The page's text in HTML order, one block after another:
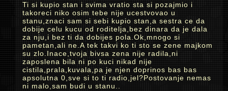
Ti si kupio stan i svima vratio sta si pozajmio i
takoreci niko osim tebe nije ucestvovao u
stanu,znaci sam si sebi kupio stan,a sestra ce da
dobije celu kucu od roditelja,bez dinara da je dala
za nju,i bez ti da dobijes pola.Ok,mnogo si
pametan,ali ne.A tek takvi ko ti sto se zene majkom
su zlo.Inace,tvoja bivsa zena nije radila,ni
zaposlena bila ni po kuci nikad nije
cistila,prala,kuvala,pa je njen doprinos bas bas
apsolutna 0,sve si to ti radio,jel?Postovanje nemas
ni malo,sam budi u stanu..